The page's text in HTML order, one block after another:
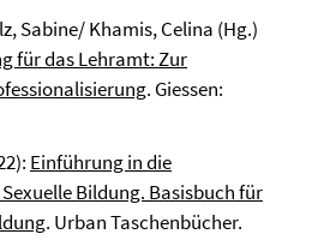
Sabine/ Khamis, Celina (Hg.)
für das Lehramt: Zur
. Giessen:
Einführung in die
Bildung. Basisbuch für
. Urban Taschenbücher.